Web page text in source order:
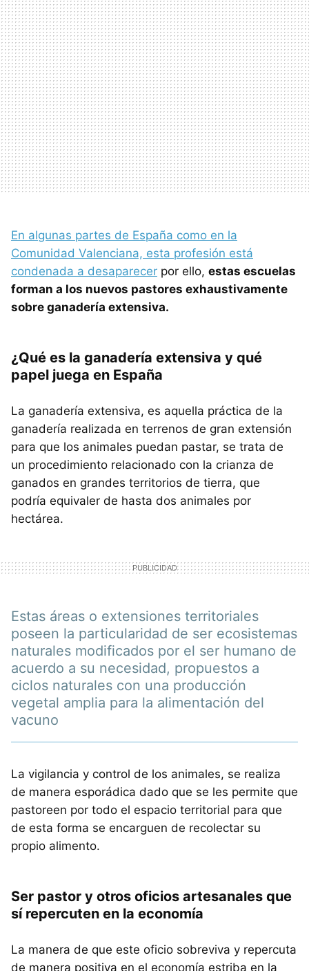
En algunas partes de España como en la
Comunidad Valenciana, esta profesión está
condenada a desaparecer por ello, estas escuelas
forman a los nuevos pastores exhaustivamente
sobre ganadería extensiva.
¿Qué es la ganadería extensiva y qué
papel juega en España
La ganadería extensiva, es aquella práctica de la
ganadería realizada en terrenos de gran extensión
para que los animales puedan pastar, se trata de
un procedimiento relacionado con la crianza de
ganados en grandes territorios de tierra, que
podría equivaler de hasta dos animales por
hectárea.
Estas áreas o extensiones territoriales
poseen la particularidad de ser ecosistemas
naturales modificados por el ser humano de
acuerdo a su necesidad, propuestos a
ciclos naturales con una producción
vegetal amplia para la alimentación del
vacuno
La vigilancia y control de los animales, se realiza
de manera esporádica dado que se les permite que
pastoreen por todo el espacio territorial para que
de esta forma se encarguen de recolectar su
propio alimento.
Ser pastor y otros oficios artesanales que
sí repercuten en la economía
La manera de que este oficio sobreviva y repercuta
de manera positiva en el economía estriba en la